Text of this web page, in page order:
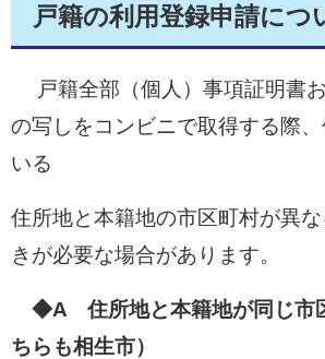
戸籍の利用登録申請につ
戸籍全部（個人）事項証明書
の写しをコンビニで取得する際
いる
住所地と本籍地の市区町村が異
きが必要な場合があります。
◆A 住所地と本籍地が同じ市
ちらも相生市）